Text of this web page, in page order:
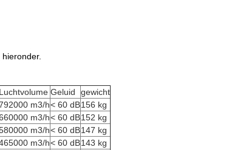
Luchtvolume Geluid
gewicht
m3/h< 60 dB156 kg
m3/h< 60 dB152 kg
m3/h< 60 dB147 kg
m3/h< 60 dB143 kg